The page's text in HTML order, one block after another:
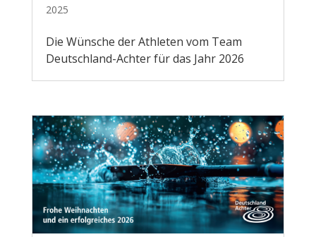
2025
Die Wünsche der Athleten vom Team
Deutschland-Achter für das Jahr 2026